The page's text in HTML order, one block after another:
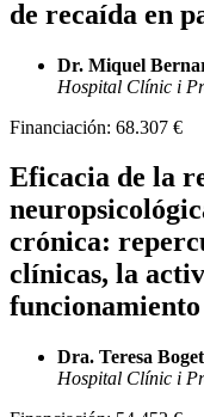
de recaída en
Dr. Miquel
Hospital Clínic i
Financiación: 68.307 €
Eficacia de la
crónica:
clínicas, la
Dra. Teresa
Hospital Clínic i